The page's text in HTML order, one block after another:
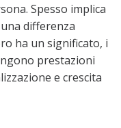
Spesso implica
differenza
ha un significato, i
prestazioni
e crescita